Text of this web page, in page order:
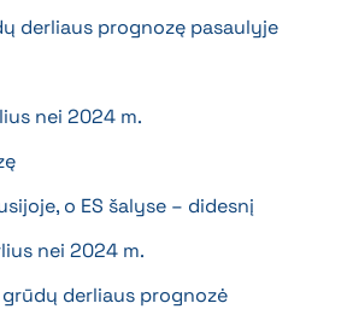
derliaus prognozę pasaulyje
nei 2024 m.
o ES šalyse – didesnį
nei 2024 m.
derliaus prognozė